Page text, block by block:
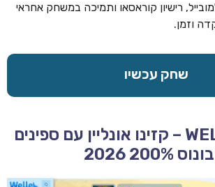
רישיון קוראסאו ותמיכה במשחק אחראי
וזמן.
שחק עכשיו
WELLE CASINO – קזינו אונליין עם ספינים
2026